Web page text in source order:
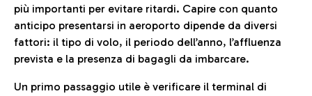
più importanti per evitare ritardi. Capire con quanto
anticipo presentarsi in aeroporto dipende da diversi
fattori: il tipo di volo, il periodo dell’anno, l’affluenza
prevista e la presenza di bagagli da imbarcare.
Un primo passaggio utile è verificare il terminal di